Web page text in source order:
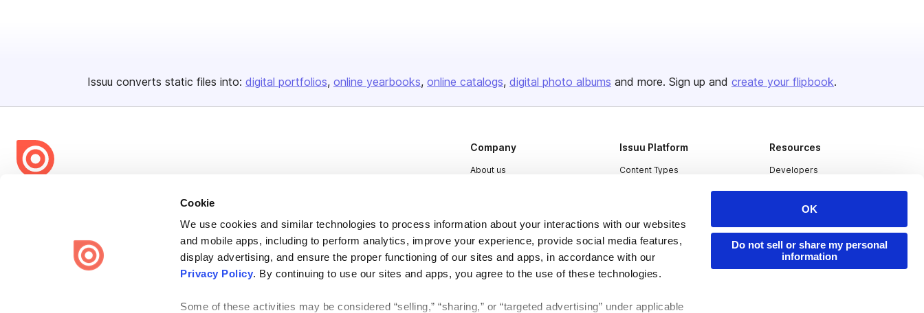
Cookie
We use cookies and similar technologies to process information about your interactions with our websites
and mobile apps, including to perform analytics, improve your experience, provide social media features,
display advertising, and ensure the proper functioning of our sites and apps, in accordance with our
Privacy Policy. By continuing to use our sites and apps, you agree to the use of these technologies.
Some of these activities may be considered “selling,” “sharing,” or “targeted advertising” under applicable
OK
Do not sell or share my personal
information
Issuu converts static files into: digital portfolios online yearbooks online catalogs digital photo albums and more. Sign up and create your flipbook.
share everywhere.
Issuu turns PDFs and other files into interactive flipbooks and
engaging content for every channel.
Company
About us
Press
Contact
Issuu Platform
Content Types
Industries
Resources
Developers
Publisher Directory
Redeem Code